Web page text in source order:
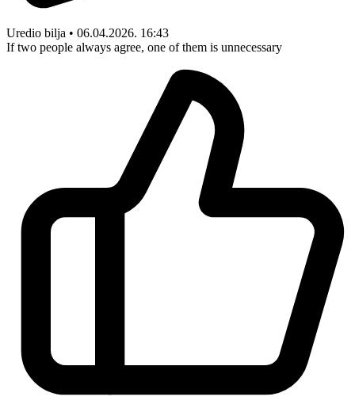
Uredio bilja • 06.04.2026. 16:43
If two people always agree, one of them is unnecessary